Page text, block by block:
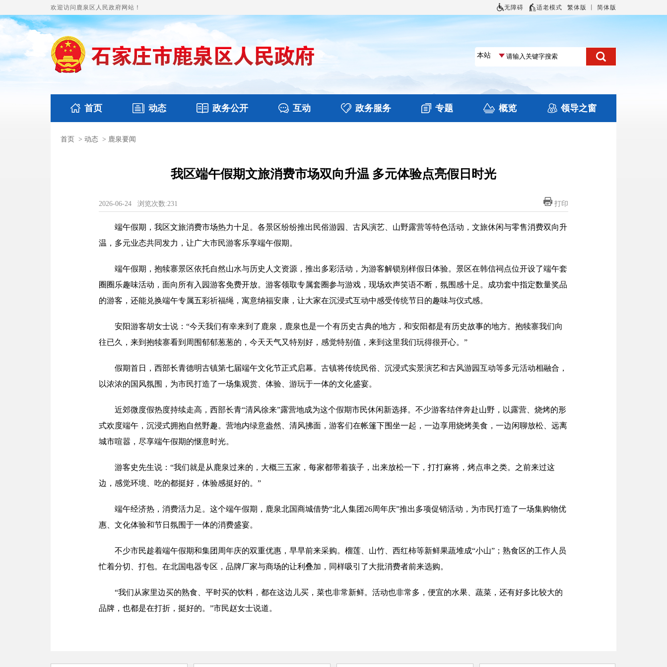
欢迎访问鹿泉区人民政府网站！ 无障碍 适老模式 繁体版 简体版
首页 动态
国务要闻
政务公开
本区文件
互动 政务服务 专题 概览 领导之窗
首页 > 动态 > 鹿泉要闻
我区端午假期文旅消费市场双向升温 多元体验点亮假日时光
2026-06-24 浏览次数:231 打印
端午假期，我区文旅消费市场热力十足。各景区纷纷推出民俗游园、古风演艺、山野露营等特色活动，文旅休闲与零售消费双向升
温，多元业态共同发力，让广大市民游客乐享端午假期。
端午假期，抱犊寨景区依托自然山水与历史人文资源，推出多彩活动，为游客解锁别样假日体验。景区在韩信祠点位开设了端午套
圈圈乐趣味活动，面向所有入园游客免费开放。游客领取专属套圈参与游戏，现场欢声笑语不断，氛围感十足。成功套中指定数量奖品
的游客，还能兑换端午专属五彩祈福绳，寓意纳福安康，让大家在沉浸式互动中感受传统节日的趣味与仪式感。
安阳游客胡女士说：“今天我们有幸来到了鹿泉，鹿泉也是一个有历史古典的地方，和安阳都是有历史故事的地方。抱犊寨我们向
往已久，来到抱犊寨看到周围郁郁葱葱的，今天天气又特别好，感觉特别值，来到这里我们玩得很开心。”
假期首日，西部长青德明古镇第七届端午文化节正式启幕。古镇将传统民俗、沉浸式实景演艺和古风游园互动等多元活动相融合，
以浓浓的国风氛围，为市民打造了一场集观赏、体验、游玩于一体的文化盛宴。
近郊微度假热度持续走高，西部长青“清风徐来”露营地成为这个假期市民休闲新选择。不少游客结伴奔赴山野，以露营、烧烤的形
式欢度端午，沉浸式拥抱自然野趣。营地内绿意盎然、清风拂面，游客们在帐篷下围坐一起，一边享用烧烤美食，一边闲聊放松、远离
城市喧嚣，尽享端午假期的惬意时光。
游客史先生说：“我们就是从鹿泉过来的，大概三五家，每家都带着孩子，出来放松一下，打打麻将，烤点串之类。之前来过这
边，感觉环境、吃的都挺好，体验感挺好的。”
端午经济热，消费活力足。这个端午假期，鹿泉北国商城借势“北人集团26周年庆”推出多项促销活动，为市民打造了一场集购物优
惠、文化体验和节日氛围于一体的消费盛宴。
不少市民趁着端午假期和集团周年庆的双重优惠，早早前来采购。榴莲、山竹、西红柿等新鲜果蔬堆成“小山”；熟食区的工作人员
忙着分切、打包。在北国电器专区，品牌厂家与商场的让利叠加，同样吸引了大批消费者前来选购。
“我们从家里边买的熟食、平时买的饮料，都在这边儿买，菜也非常新鲜。活动也非常多，便宜的水果、蔬菜，还有好多比较大的
品牌，也都是在打折，挺好的。”市民赵女士说道。